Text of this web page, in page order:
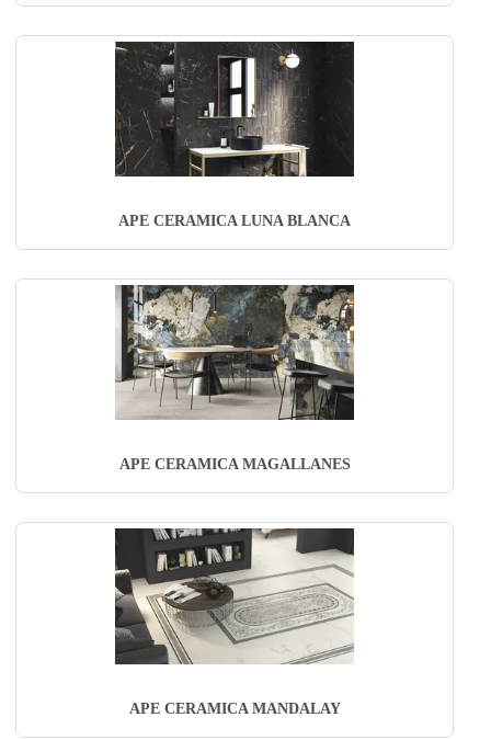
APE CERAMICA LUNA BLANCA
APE CERAMICA MAGALLANES
APE CERAMICA MANDALAY